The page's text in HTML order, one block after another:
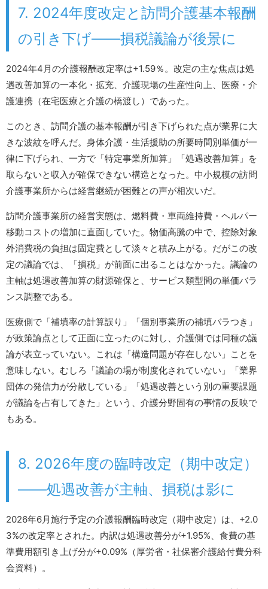
7. 2024年度改定と訪問介護基本報酬
の引き下げ――損税議論が後景に
2024年4月の介護報酬改定率は+1.59％。改定の主な焦点は処
遇改善加算の一本化・拡充、介護現場の生産性向上、医療・介
護連携（在宅医療と介護の橋渡し）であった。
このとき、訪問介護の基本報酬が引き下げられた点が業界に大
きな波紋を呼んだ。身体介護・生活援助の所要時間別単価が一
律に下げられ、一方で「特定事業所加算」「処遇改善加算」を
取らないと収入が確保できない構造となった。中小規模の訪問
介護事業所からは経営継続が困難との声が相次いだ。
訪問介護事業所の経営実態は、燃料費・車両維持費・ヘルパー
移動コストの増加に直面していた。物価高騰の中で、控除対象
外消費税の負担は固定費として淡々と積み上がる。だがこの改
定の議論では、「損税」が前面に出ることはなかった。議論の
主軸は処遇改善加算の財源確保と、サービス類型間の単価バラ
ンス調整である。
医療側で「補填率の計算誤り」「個別事業所の補填バラつき」
が政策論点として正面に立ったのに対し、介護側では同種の議
論が表立っていない。これは「構造問題が存在しない」ことを
意味しない。むしろ「議論の場が制度化されていない」「業界
団体の発信力が分散している」「処遇改善という別の重要課題
が議論を占有してきた」という、介護分野固有の事情の反映で
もある。
8. 2026年度の臨時改定（期中改定）
――処遇改善が主軸、損税は影に
2026年6月施行予定の介護報酬臨時改定（期中改定）は、+2.0
3%の改定率とされた。内訳は処遇改善分が+1.95%、食費の基
準費用額引き上げ分が+0.09%（厚労省・社保審介護給付費分科
会資料）。